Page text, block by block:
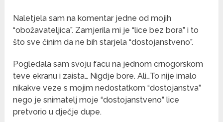
Naletjela sam na komentar jedne od mojih
“obožavateljica”. Zamjerila mi je “lice bez bora” i to
što sve činim da ne bih starjela “dostojanstveno”.
Pogledala sam svoju facu na jednom crnogorskom
teve ekranu i zaista… Nigdje bore. Ali…To nije imalo
nikakve veze s mojim nedostatkom “dostojanstva”
nego je snimatelj moje “dostojanstveno” lice
pretvorio u dječje dupe.